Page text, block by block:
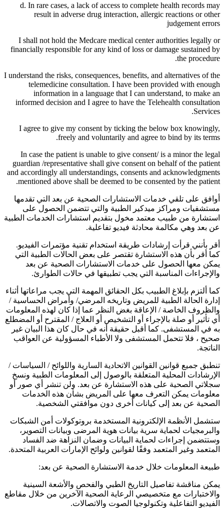
d. In rare cases, a lack of access to complete health records may
result in adverse drug interaction, allergic reactions or other
judgement errors
I shall not hold the Medcare medical center authorities legally or
financially responsible for any kind of loss or damage sustained by
the procedure.
I understand the risks, consequences, benefits, and alternatives of the
telemedicine consultation. I have been provided with enough
information in a language that I can understand, to make an
informed decision and I agree to have the Telehealth consultation
Services.
I agree to give my consent by ticking the below box knowingly,
freely and voluntarily and agree to bind by its terms.
In case the patient is unable to give consent/ is a minor the legal
guardian /representative shall give consent on behalf of the patient
and accordingly all understandings, consents and acknowledgments
mentioned above shall be deemed to be consented by the patient.
أوافق على تلقي خدمات الاستشارات الصحية عن بعد التي تقدمها
مستشفيات ومراكز ميدكير الطبية والتي تتضمن الحصول على
استشارة من طبيب معتمد مخول بتقديم استشارات الخدمات الطبية
عن بعد وهي مكالمة محادثة فيديو تفاعلية.
أقر بأنني قرأت إرشادات طريقة استخدام تقنية مؤتمرات الفيديو.
كما أقر بأن هذه الاستشارة تقتصر على بعض الحالات الطبية التي
يمكن معها الحصول على خدمات الاستشارات الصحية عن بعد
والإجراءات المناسبة التي يجب تطبيقها في حالات الطوارئ.
كما ألتزم بإبلاغ الطبيب بكل الحقائق المهمة التي يجب مراعاتها أثناء
إدارة الحالة الطبية للمريض وتاريخه المرضي/ وأمراض الحساسية /
والظروف الخاصة / الإعاقة بغض النظر عما إذا كان لهذه المعلومات
أي تأثير أو صلة بالإجراء أو التشخيص أو العلاج / المقترح أو المضطلع
به في المستشفى. كما أقبل حقيقة أنه في حال كان هذا البيان غير
صحيح ، فلا تتحمل المستشفى ولا الأطباء المسؤولية عن العواقب
الناتجة.
تنطبق جميع قوانين القوانين الاتحادية السارية واللوائح / السياسات /
الإرشادات المحلية المتعلقة بالوصول إلى المعلومات الطبية ونسخ
سجلاتي الصحية على هذه الاستشارة عن بعد. ولن تنشر أي صور أو
معلومات يمكن التعرف معها على المريض بشأن هذه الخدمات
الصحية عن بعد إلى كيانات أخرى دون موافقتي الشخصية.
ستشمل الأنظمة الإلكترونية المستخدمة بروتوكولات أمن الشبكات
والبرمجيات لحماية سرية بيانات هوية المرضى وبيانات التصوير،
وستتضمن إجراءات لحماية البيانات وضمان النزاهة ضد الفساد
المتعمد وغير المتعمد وفقًا لقوانين ولوائح الإمارات العربية المتحدة.
طبيعة المعلومات خلال خدمة الاستشارة الصحية عن بعد:
يمكن مناقشة تفاصيل التاريخ الطبي والفحص والأشعة السينية
والاختبارات مع متخصيصي الرعاية الصحية الآخرين من خلال مقاطع
الفيديو التفاعلية وتكنولوجيا الصوت والاتصالات.